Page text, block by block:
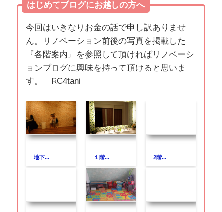
はじめてブログにお越しの方へ
今回はいきなりお金の話で申し訳ありませ
ん。リノベーション前後の写真を掲載した
『各階案内』を参照して頂ければリノベーシ
ョンブログに興味を持って頂けると思いま
す。 RC4tani
地下... １階... 2階...